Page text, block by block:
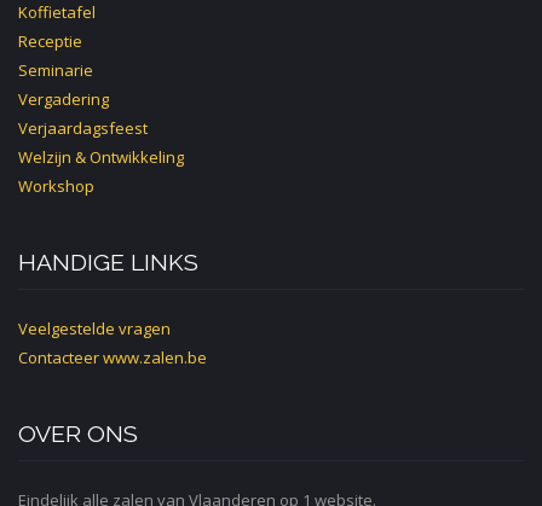
Koffietafel
Receptie
Seminarie
Vergadering
Verjaardagsfeest
Welzijn & Ontwikkeling
Workshop
HANDIGE LINKS
Veelgestelde vragen
Contacteerwww.zalen.be
OVER ONS
Eindelijk alle zalen van Vlaanderen op 1 website.